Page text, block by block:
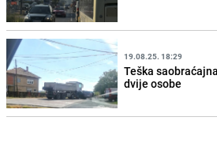
19.08.25. 18:29
Teška
dvije osobe